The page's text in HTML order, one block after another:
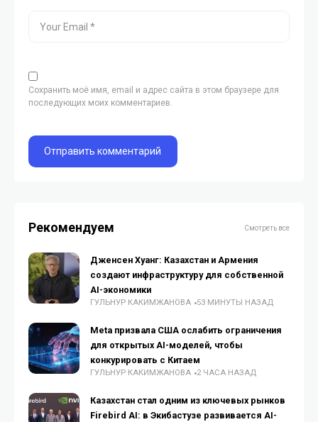
Сохранить моё имя, email и адрес сайта в этом браузере для
последующих моих комментариев.
Рекомендуем Смотреть все
Дженсен Хуанг: Казахстан и Армения
создают инфраструктуру для собственной
AI-экономики
ГУЛЬНУР КАКИМЖАНОВА 53 МИНУТЫ НАЗАД
Meta призвала США ослабить ограничения
для открытых AI-моделей, чтобы
конкурировать с Китаем
ГУЛЬНУР КАКИМЖАНОВА 2 ЧАСА НАЗАД
Казахстан стал одним из ключевых рынков
Firebird AI: в Экибастузе развивается AI-